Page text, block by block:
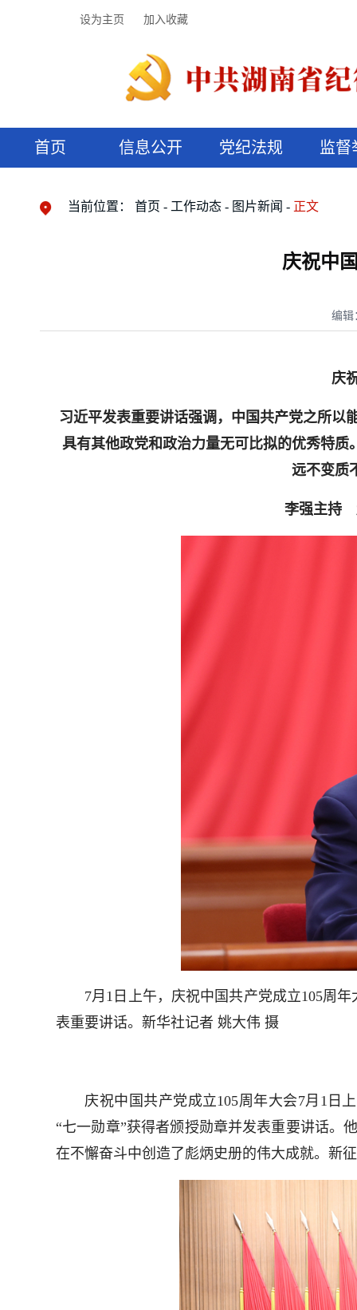
设为主页 加入收藏
首页 信息公开 党纪法规 监督
当前位置： 首页 工作动态 图片新闻 正文
庆祝中
编辑
庆
习近平发表重要讲话强调，中国共产党之所以
具有其他政党和政治力量无可比拟的优秀特
远不变质
李强主持
7月1日上午，庆祝中国共产党成立105周年
表重要讲话。新华社记者 姚大伟 摄
庆祝中国共产党成立105周年大会7月1日上
“七一勋章”获得者颁授勋章并发表重要讲话。
在不懈奋斗中创造了彪炳史册的伟大成就。新